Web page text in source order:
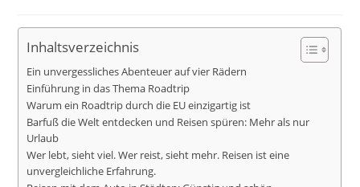
Inhaltsverzeichnis
Ein unvergessliches Abenteuer auf vier Rädern
Einführung in das Thema Roadtrip
Warum ein Roadtrip durch die EU einzigartig ist
Barfuß die Welt entdecken und Reisen spüren: Mehr als nur
Urlaub
Wer lebt, sieht viel. Wer reist, sieht mehr. Reisen ist eine
unvergleichliche Erfahrung.